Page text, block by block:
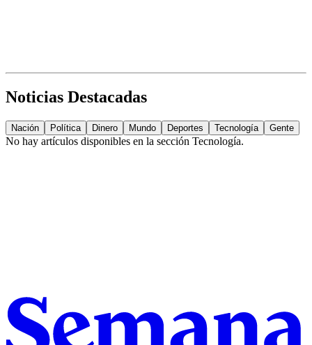
Noticias Destacadas
Nación Política Dinero Mundo Deportes Tecnología Gente
No hay artículos disponibles en la sección Tecnología.